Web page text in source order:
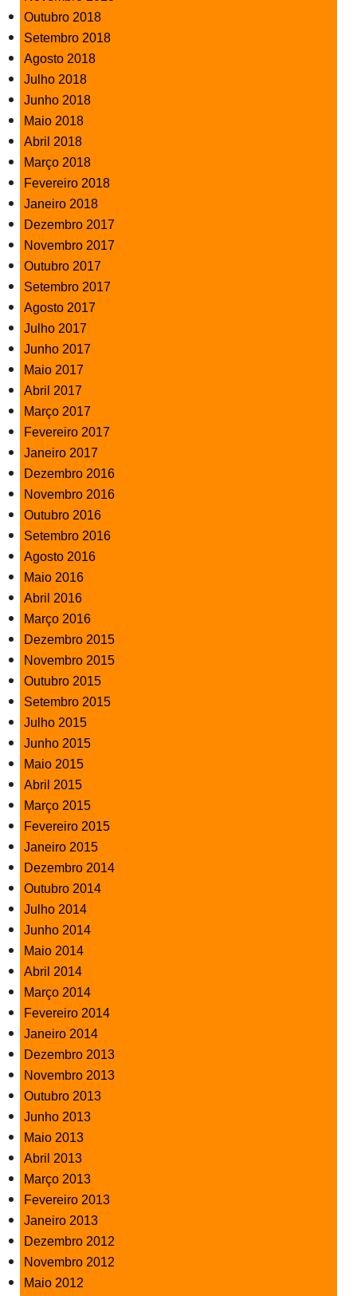
Outubro 2018
Setembro 2018
Agosto 2018
Julho 2018
Junho 2018
Maio 2018
Abril 2018
Março 2018
Fevereiro 2018
Janeiro 2018
Dezembro 2017
Novembro 2017
Outubro 2017
Setembro 2017
Agosto 2017
Julho 2017
Junho 2017
Maio 2017
Abril 2017
Março 2017
Fevereiro 2017
Janeiro 2017
Dezembro 2016
Novembro 2016
Outubro 2016
Setembro 2016
Agosto 2016
Maio 2016
Abril 2016
Março 2016
Dezembro 2015
Novembro 2015
Outubro 2015
Setembro 2015
Julho 2015
Junho 2015
Maio 2015
Abril 2015
Março 2015
Fevereiro 2015
Janeiro 2015
Dezembro 2014
Outubro 2014
Julho 2014
Junho 2014
Maio 2014
Abril 2014
Março 2014
Fevereiro 2014
Janeiro 2014
Dezembro 2013
Novembro 2013
Outubro 2013
Junho 2013
Maio 2013
Abril 2013
Março 2013
Fevereiro 2013
Janeiro 2013
Dezembro 2012
Novembro 2012
Maio 2012